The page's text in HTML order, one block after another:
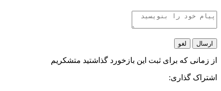
ارسال لغو
از زمانی که برای ثبت این بازخورد گذاشتید متشکریم
اشتراک گذاری: